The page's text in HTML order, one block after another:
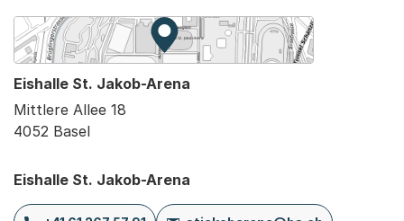
Zur Karte von MapBS.
Externer Link, wird in einem
Eishalle St. Jakob-Arena
Mittlere Allee 18
4052 Basel
Eishalle St. Jakob-Arena